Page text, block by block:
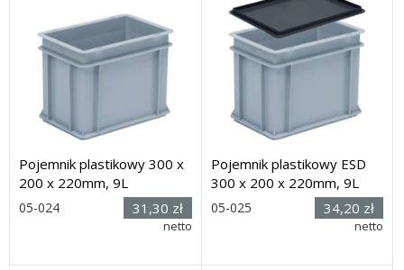
Pojemnik plastikowy 300 x
200 x 220mm, 9L
05-024 31,30 zł
netto
Pojemnik plastikowy ESD
300 x 200 x 220mm, 9L
05-025 34,20 zł
netto